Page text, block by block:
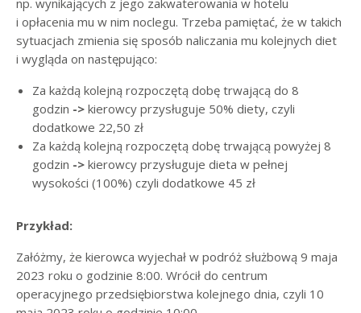
np. wynikających z jego zakwaterowania w hotelu
i opłacenia mu w nim noclegu. Trzeba pamiętać, że w takich
sytuacjach zmienia się sposób naliczania mu kolejnych diet
i wygląda on następująco:
Za każdą kolejną rozpoczętą dobę trwającą do 8
godzin -> kierowcy przysługuje 50% diety, czyli
dodatkowe 22,50 zł
Za każdą kolejną rozpoczętą dobę trwającą powyżej 8
godzin -> kierowcy przysługuje dieta w pełnej
wysokości (100%) czyli dodatkowe 45 zł
Przykład:
Załóżmy, że kierowca wyjechał w podróż służbową 9 maja
2023 roku o godzinie 8:00. Wrócił do centrum
operacyjnego przedsiębiorstwa kolejnego dnia, czyli 10